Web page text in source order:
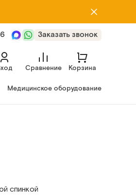
Заказать звонок
Сравнение Корзина
Медицинское оборудование
спинкой